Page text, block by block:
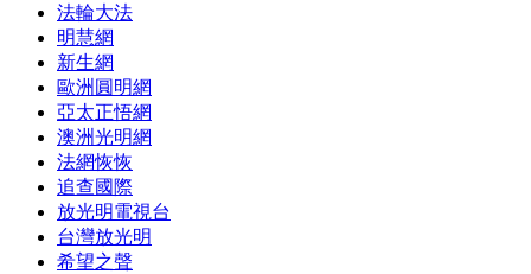
法輪大法
明慧網
新生網
歐洲圓明網
亞太正悟網
澳洲光明網
法網恢恢
追查國際
放光明電視台
台灣放光明
希望之聲